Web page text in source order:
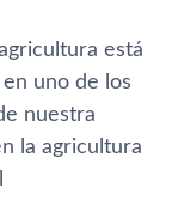
está
uno de los
nuestra
la agricultura